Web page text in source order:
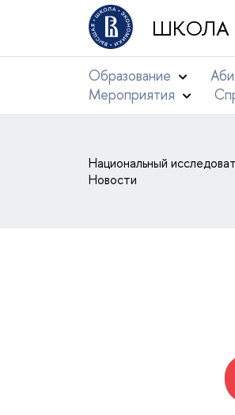
ШКОЛА
Образование
Мероприятия
Национальный
Новости